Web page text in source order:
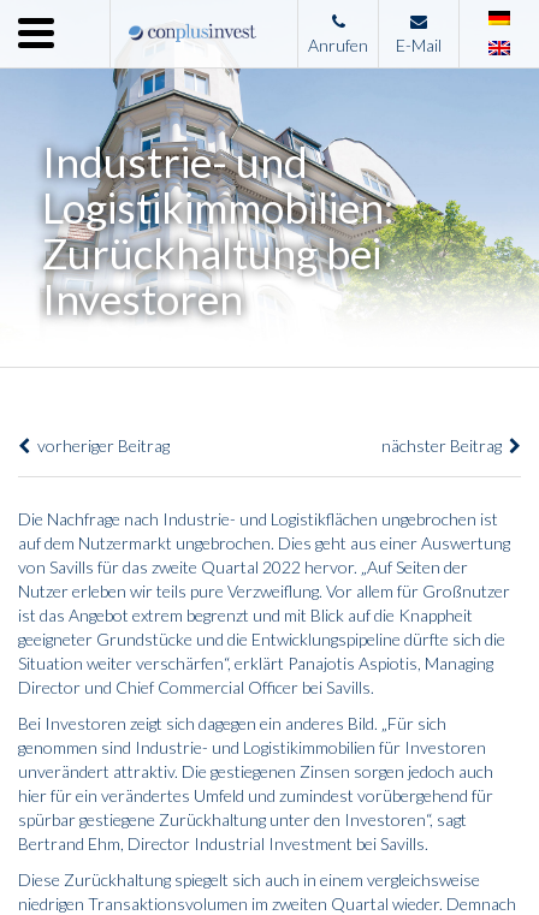
Menu
Home
Unternehmen
Leistungen
Immobilienangebote
News
Presse
Anrufen E-Mail
Industrie- und
Logistikimmobilien:
Zurückhaltung bei
Investoren
vorheriger Beitrag nächster Beitrag
Die Nachfrage nach Industrie- und Logistikflächen ungebrochen ist
auf dem Nutzermarkt ungebrochen. Dies geht aus einer Auswertung
von Savills für das zweite Quartal 2022 hervor. „Auf Seiten der
Nutzer erleben wir teils pure Verzweiflung. Vor allem für Großnutzer
ist das Angebot extrem begrenzt und mit Blick auf die Knappheit
geeigneter Grundstücke und die Entwicklungspipeline dürfte sich die
Situation weiter verschärfen“, erklärt Panajotis Aspiotis, Managing
Director und Chief Commercial Officer bei Savills.
Bei Investoren zeigt sich dagegen ein anderes Bild. „Für sich
genommen sind Industrie- und Logistikimmobilien für Investoren
unverändert attraktiv. Die gestiegenen Zinsen sorgen jedoch auch
hier für ein verändertes Umfeld und zumindest vorübergehend für
spürbar gestiegene Zurückhaltung unter den Investoren“, sagt
Bertrand Ehm, Director Industrial Investment bei Savills.
Diese Zurückhaltung spiegelt sich auch in einem vergleichsweise
niedrigen Transaktionsvolumen im zweiten Quartal wieder. Demnach